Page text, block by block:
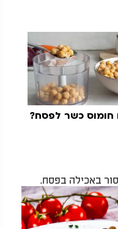
חומוס כשר לפסח?
באכילה בפסח.